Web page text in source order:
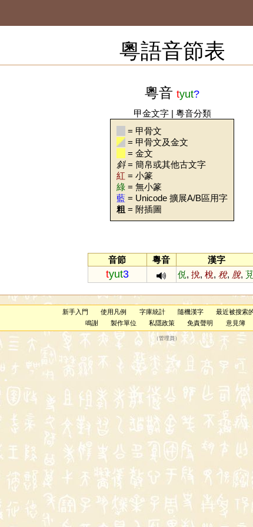
粵語音節表
粵音 tyut?
甲金文字| 粵音分類
= 甲骨文
= 甲骨文及金文
= 金文
斜= 簡帛或其他古文字
紅 = 小篆
綠 = 無小篆
藍 = Unicode 擴展A/B區用字
粗 = 附插圖
音節 粵音 漢字
tyut3 侻,挩,梲,稅, 脫,
新手入門 使用凡例 字庫統計 隨機漢字
最近被搜索
鳴謝
製作單位 私隱政策 免責聲明 意見簿
（管理員 ）